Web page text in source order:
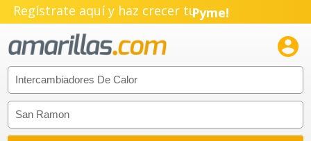
Regístrate aquí y haz crecer tuPyme!
Emprendimiento!
